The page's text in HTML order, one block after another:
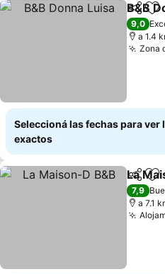
B&B
9,0
a 1.4
Zona
Seleccioná las fechas para ver
exactos
La
7,9
a 7.1